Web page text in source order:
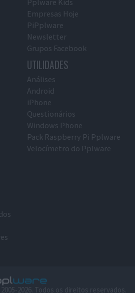
Empresas Hoje
PiPplware
Newsletter
Grupos Facebook
UTILIDADES
Análises
Android
iPhone
Questionários
Windows Phone
Pack Raspberry Pi Pplware
Velocímetro do Pplware
2026. Todos os direitos reservados.